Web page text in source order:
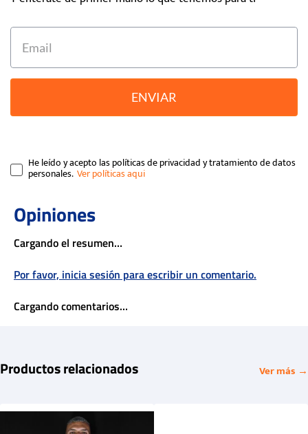
ENVIAR
He leído y acepto las políticas de privacidad y tratamiento de datos
personales.
Cargando el resumen…
Por favor, inicia sesión para escribir un comentario.
Cargando comentarios…
Productos relacionados Ver más →